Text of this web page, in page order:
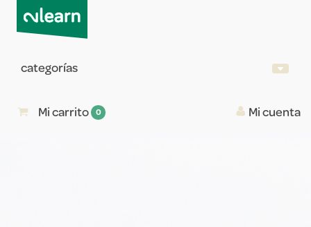
categorías
Mi cuenta
Mi carrito 0